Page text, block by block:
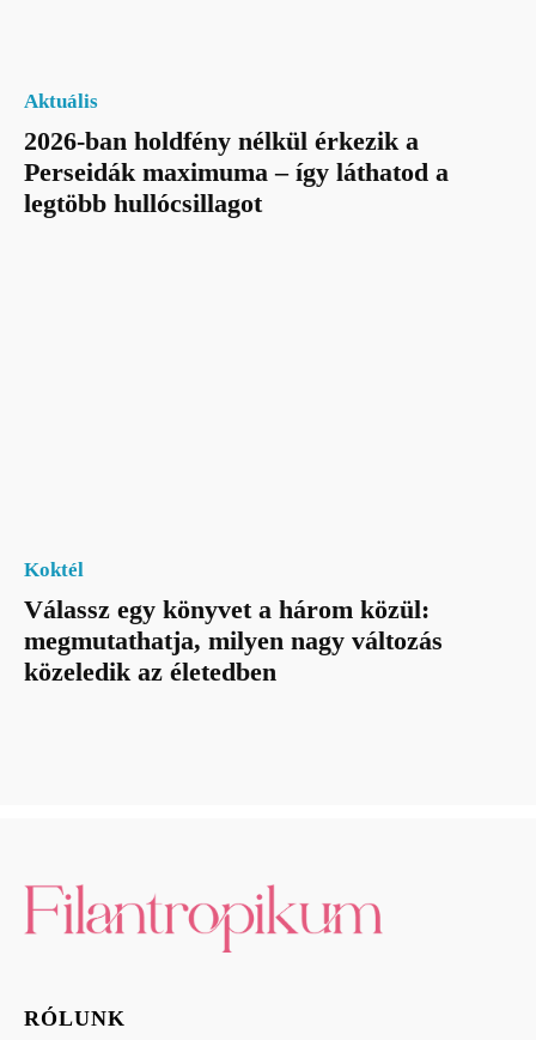
Aktuális
2026-ban holdfény nélkül érkezik a
Perseidák maximuma – így láthatod a
legtöbb hullócsillagot
Koktél
Válassz egy könyvet a három közül:
megmutathatja, milyen nagy változás
közeledik az életedben
RÓLUNK